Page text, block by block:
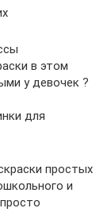
в этом
у девочек ?
для
простых
и